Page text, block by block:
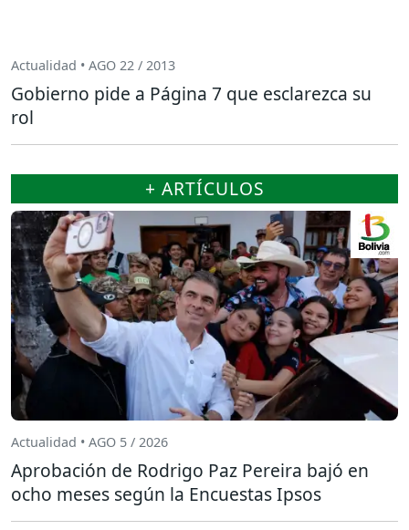
Actualidad • AGO 22 / 2013
Gobierno pide a Página 7 que esclarezca su
rol
+ ARTÍCULOS
Actualidad • AGO 5 / 2026
Aprobación de Rodrigo Paz Pereira bajó en
ocho meses según la Encuestas Ipsos